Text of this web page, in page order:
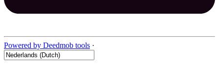
Powered by Deedmob tools ·